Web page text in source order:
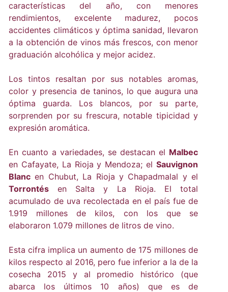
características del año, con menores
rendimientos, excelente madurez, pocos
accidentes climáticos y óptima sanidad, llevaron
a la obtención de vinos más frescos, con menor
graduación alcohólica y mejor acidez.
Los tintos resaltan por sus notables aromas,
color y presencia de taninos, lo que augura una
óptima guarda. Los blancos, por su parte,
sorprenden por su frescura, notable tipicidad y
expresión aromática.
En cuanto a variedades, se destacan el Malbec
en Cafayate, La Rioja y Mendoza; el Sauvignon
Blanc en Chubut, La Rioja y Chapadmalal y el
Torrontés en Salta y La Rioja. El total
acumulado de uva recolectada en el país fue de
1.919 millones de kilos, con los que se
elaboraron 1.079 millones de litros de vino.
Esta cifra implica un aumento de 175 millones de
kilos respecto al 2016, pero fue inferior a la de la
cosecha 2015 y al promedio histórico (que
abarca los últimos 10 años) que es de